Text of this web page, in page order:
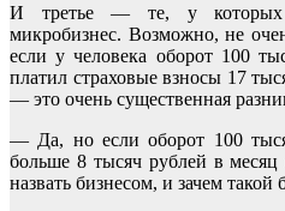
И третье — те, у которых
микробизнес. Возможно, не
если у человека оборот 100
платил страховые взносы 17
— это очень существенная
— Да, но если оборот 100
больше 8 тысяч рублей в месяц
назвать бизнесом, и зачем такой